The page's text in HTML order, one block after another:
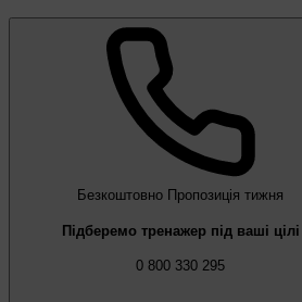
Безкоштовно Пропозиція тижня
Підберемо тренажер під ваші цілі
0 800 330 295